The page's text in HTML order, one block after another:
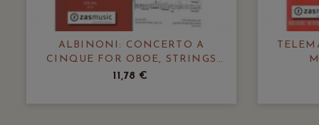
ALBINONI: CONCERTO A
CINQUE FOR OBOE, STRINGS
AND BASSO CONTINUO IN G
11,78 €